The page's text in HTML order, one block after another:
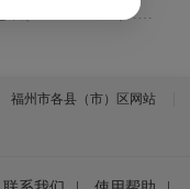
(2026.3.4-3.10）.pdf
福州市各县（市）区网站